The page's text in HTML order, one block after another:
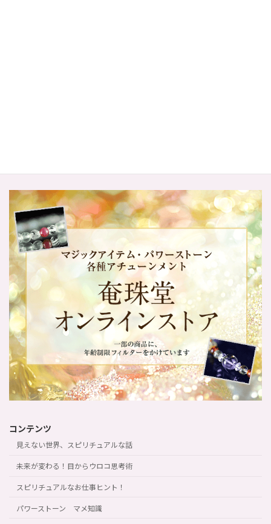
コンテンツ
見えない世界、スピリチュアルな話
未来が変わる！目からウロコ思考術
スピリチュアルなお仕事ヒント！
パワーストーン マメ知識